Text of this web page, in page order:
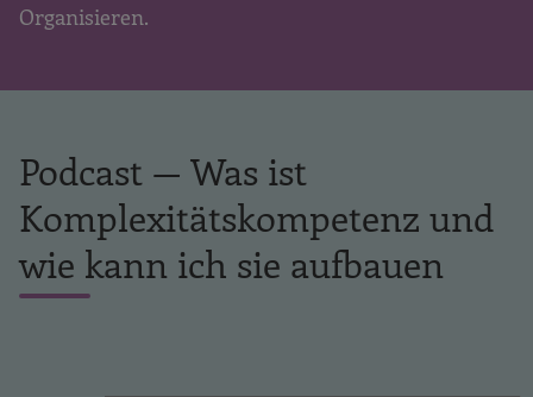
Organisieren.
Podcast — Was ist
Komplexitätskompetenz und
wie kann ich sie aufbauen